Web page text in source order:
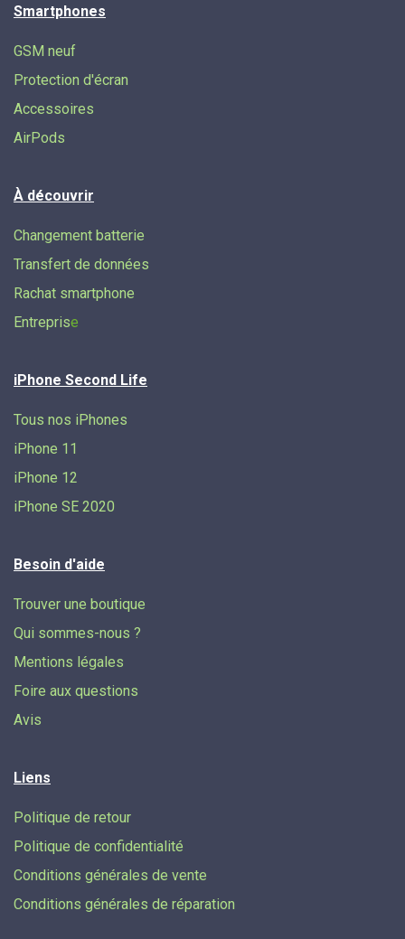
Smartphones
GSM neuf
Protection d'écran
Accessoires
AirPods
À découvrir
Changement batterie
Transfert de données​
Rachat smartphone
Entreprise
iPhone Second Life
Tous nos iPhones
iPhone 11
iPhone 12
iPhone SE 2020
Besoin d'aide
Trouver une boutique
Qui sommes-nous ?
Mentions légales
Foire aux questions
Avis
Liens
Politique de retour
Politique de confidentialité
Conditions générales de vente
Conditions générales de réparation